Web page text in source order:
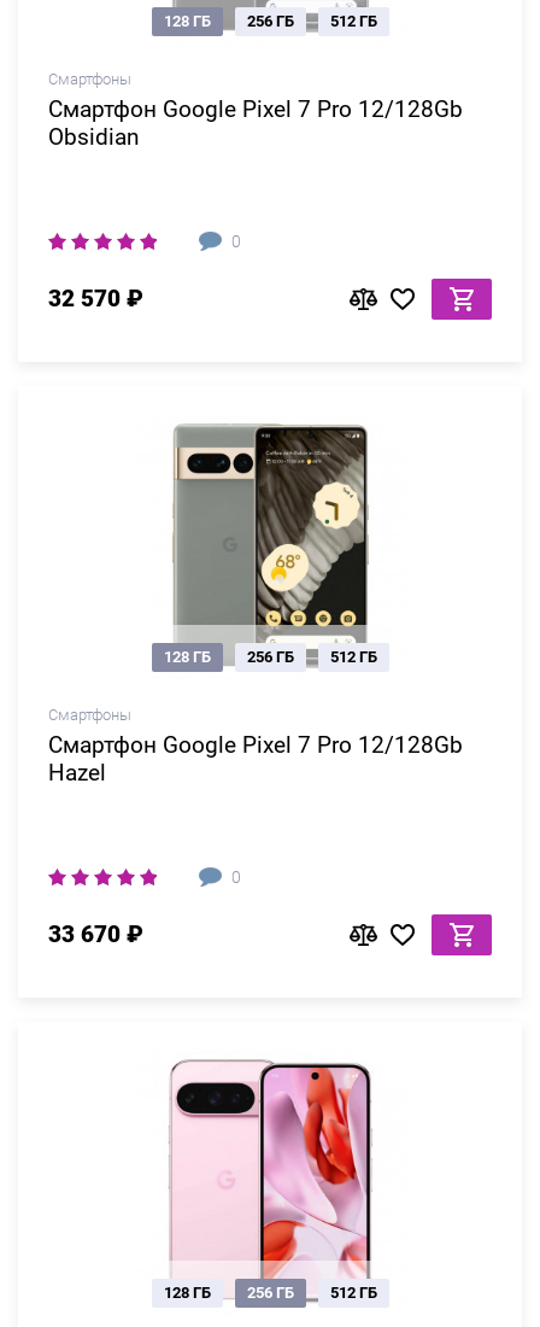
Смартфоны
Смартфон Google Pixel 7 Pro 12/128Gb
Obsidian
0
128 ГБ 256 ГБ 512 ГБ
32 570 ₽
Смартфоны
Смартфон Google Pixel 7 Pro 12/128Gb
Hazel
0
128 ГБ 256 ГБ 512 ГБ
33 670 ₽
128 ГБ 256 ГБ 512 ГБ